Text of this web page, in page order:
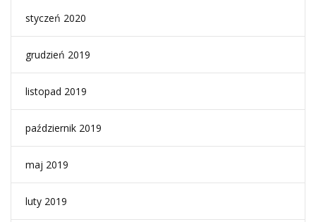
styczeń 2020
grudzień 2019
listopad 2019
październik 2019
maj 2019
luty 2019